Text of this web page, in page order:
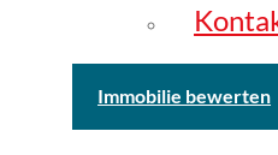
Immobilie bewerten